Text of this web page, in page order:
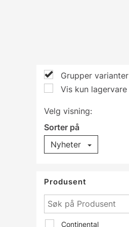
Grupper varianter
Vis kun lagervare
Velg visning:
Sorter på
Nyheter
Produsent
Continental